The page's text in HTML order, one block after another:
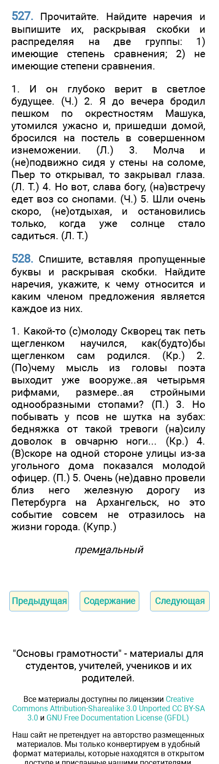
527. Прочитайте. Найдите наречия и
выпишите их, раскрывая скобки и
распределяя на две группы: 1)
имеющие степень сравнения; 2) не
имеющие степени сравнения.
1. И он глубоко верит в светлое
будущее. (Ч.) 2. Я до вечера бродил
пешком по окрестностям Машука,
утомился ужасно и, пришедши домой,
бросился на постель в совершенном
изнеможении. (Л.) 3. Молча и
(не)подвижно сидя у стены на соломе,
Пьер то открывал, то закрывал глаза.
(Л. Т.) 4. Но вот, слава богу, (на)встречу
едет воз со снопами. (Ч.) 5. Шли очень
скоро, (не)отдыхая, и остановились
только, когда уже солнце стало
садиться. (Л. Т.)
528. Спишите, вставляя пропущенные
буквы и раскрывая скобки. Найдите
наречия, укажите, к чему относится и
каким членом предложения является
каждое из них.
1. Какой-то (с)молоду Скворец так петь
щегленком научился, как(будто)бы
щегленком сам родился. (Кр.) 2.
(По)чему мысль из головы поэта
выходит уже вооруже..ая четырьмя
рифмами, размере..ая стройными
однообразными стопами? (П.) 3. Но
побывать у псов не шутка на зубах:
бедняжка от такой тревоги (на)силу
доволок в овчарню ноги... (Кр.) 4.
(В)скоре на одной стороне улицы из-за
угольного дома показался молодой
офицер. (П.) 5. Очень (не)давно провели
близ него железную дорогу из
Петербурга на Архангельск, но это
событие совсем не отразилось на
жизни города. (Купр.)
премиальный
Предыдущая Содержание Следующая
"Основы грамотности" - материалы для
студентов, учителей, учеников и их
родителей.
Все материалы доступны по лицензии Creative
Commons Attribution-Sharealike 3.0 Unported CC BY-SA
3.0 и GNU Free Documentation License (GFDL)
Наш сайт не претендует на авторство размещенных
материалов. Мы только конвертируем в удобный
формат материалы, которые находятся в открытом